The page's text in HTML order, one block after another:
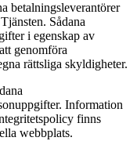
betalningsleverantörer
Sådana
i egenskap av
genomföra
rättsliga skyldigheter.
Information
finns
webbplats.